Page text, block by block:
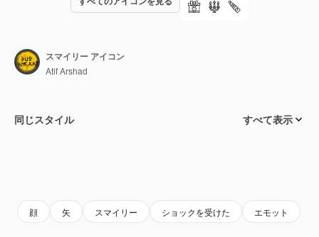
スマイリー アイコン
Atif Arshad
同じスタイル すべて表示
顔 矢 スマイリー ショックを受けた エモット